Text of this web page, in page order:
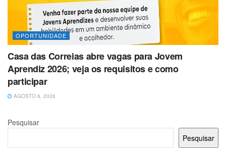
OPORTUNIDADE
Casa das Correias abre vagas para Jovem
Aprendiz 2026; veja os requisitos e como
participar
AGOSTO 6, 2026
Pesquisar
Pesquisar